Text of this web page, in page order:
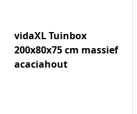
vidaXL Tuinbox
200x80x75 cm massief
acaciahout